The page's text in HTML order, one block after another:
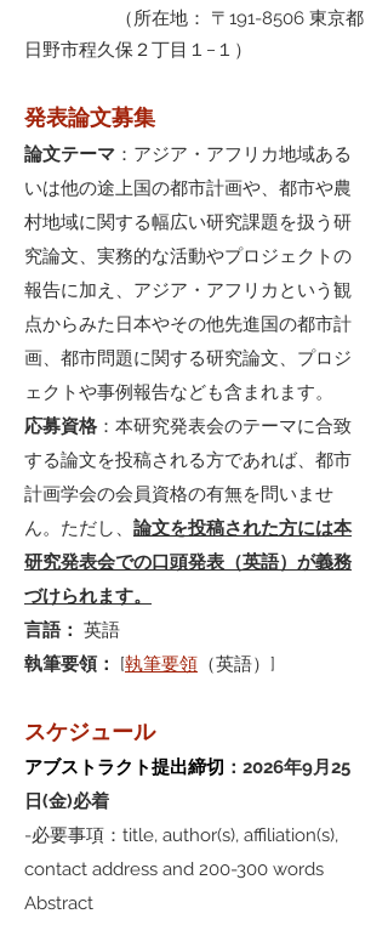
（所在地： 〒191-8506 東京都
日野市程久保２丁目１−１）
発表論文募集
論文テーマ ：アジア・アフリカ地域ある
いは他の途上国の都市計画や、都市や農
村地域に関する幅広い研究課題を扱う研
究論文、実務的な活動やプロジェクトの
報告に加え、アジア・アフリカという観
点からみた日本やその他先進国の都市計
画、都市問題に関する研究論文、プロジ
ェクトや事例報告なども含まれます。
応募資格 ：本研究発表会のテーマに合致
する論文を投稿される方であれば、都市
計画学会の会員資格の有無を問いませ
ん。ただし、 論文を投稿された方には本
研究発表会での口頭発表（英語）が義務
づけられます。
言語： 英語
執筆要領：
[執筆要領 （英語）]
​スケジュール
アブストラクト提出締切 ：2026年9月25
日(金)必着
-必要事項：title, author(s), affiliation(s),
contact address and 200-300 words
Abstract